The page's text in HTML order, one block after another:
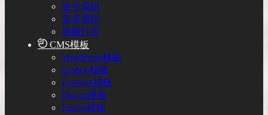
发卡源码
安卓源码
视频打赏
CMS模板
WordPress模板
Ecshop模板
Destoon模板
Discuz模板
Emlog模板